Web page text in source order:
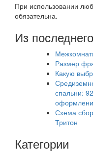
При использовании
обязательна.
Из последнего
Размер
Какую
спальни:
Схема
Тритон
Категории